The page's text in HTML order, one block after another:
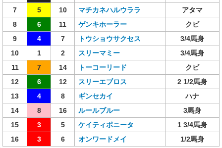
7
5 10 マチカネハルウララ
アタマ
8
6 11 ゲンキホーラー
クビ
9
4 7 トウショウサクセス
3/4馬身
10
1 2 スリーマミー
3/4馬身
11
7 14 トーコーリード
クビ
12
6 12 スリーエブロス
2 1/2馬身
13
4 8 ギンセカイ
ハナ
14
8 16 ルールブルー
3馬身
15
3 5 ケイティポニータ
1 3/4馬身
16
3 6 オンワードメイ 1/2馬身